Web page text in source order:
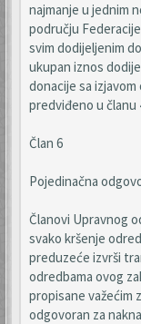
najmanje u jednim
području
svim dodijeljenim
ukupan iznos
donacije sa
predviđeno u članu
Član 6
Pojedinačna
Članovi Upravnog
svako kršenje
preduzeće izvrši
odredbama ovog
propisane važećim
odgovoran za